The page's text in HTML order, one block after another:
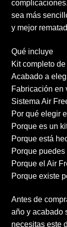
sea más
y mejor
Qué incluye
Kit completo
Acabado a
Fabricación en
Sistema Air
Por qué elegir
Porque es un
Porque está
Porque
Porque el Air
Porque existe
Antes de
año y acabado
necesitas este